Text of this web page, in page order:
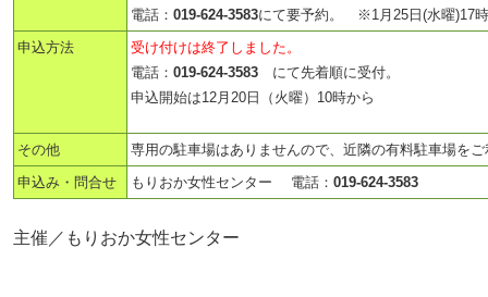
電話： 019-624-3583にて要予約。 ※1月25日(水曜)17
申込方法
受け付けは終了しました。
電話： 019-624-3583 にて先着順に受付。
申込開始は12月20日（火曜）10時から
その他
専用の駐車場はありませんので、近隣の有料駐車場を
申込み・問合せ
もりおか女性センター 電話： 019-624-3583
主催／もりおか女性センター